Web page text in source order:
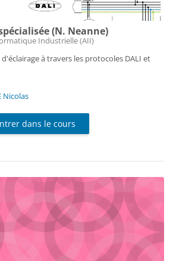
(N. Neanne)
Industrielle (AII)
à travers les protocoles DALI et
Nicolas
dans le cours